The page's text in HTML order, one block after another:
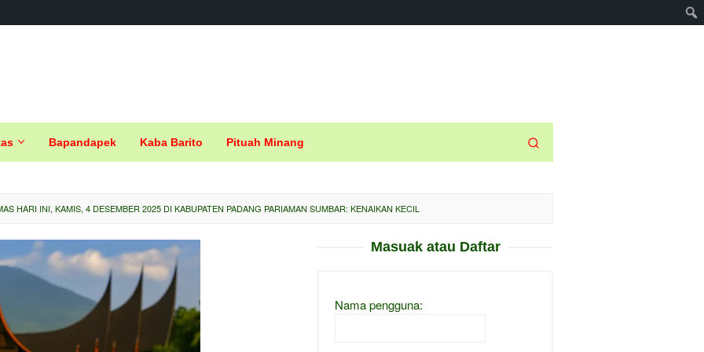
Bapandapek Kaba Barito Pituah Minang
HARI INI, KAMIS, 4 DESEMBER 2025 DI KABUPATEN PADANG PARIAMAN SUMBAR: KENAIKAN KECIL
Masuak atau Daftar
Nama pengguna: